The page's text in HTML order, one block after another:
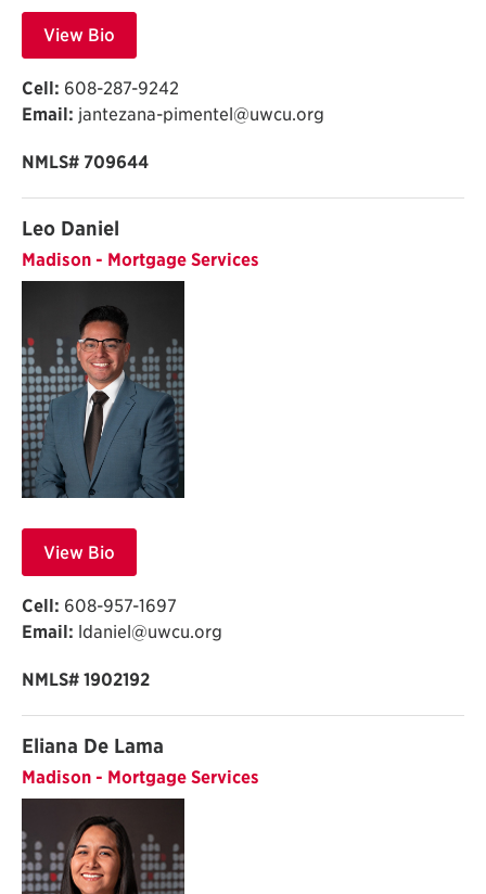
View Bio
Cell: 608-287-9242
Email: jantezana-pimentel@uwcu.org
NMLS# 709644
Leo Daniel
Madison - Mortgage Services
View Bio
Cell: 608-957-1697
Email: ldaniel@uwcu.org
NMLS# 1902192
Eliana De Lama
Madison - Mortgage Services